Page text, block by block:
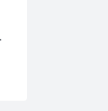
么了么？